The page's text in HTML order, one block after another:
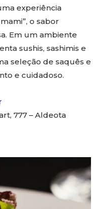
experiência
o sabor
Em um ambiente
sushis, sashimis e
seleção de saquês e
e cuidadoso.
777 – Aldeota